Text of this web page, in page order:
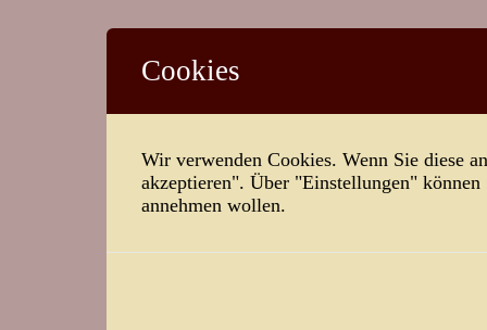
Cookies
Wir verwenden Cookies. Wenn Sie diese
akzeptieren". Über "Einstellungen"
annehmen wollen.